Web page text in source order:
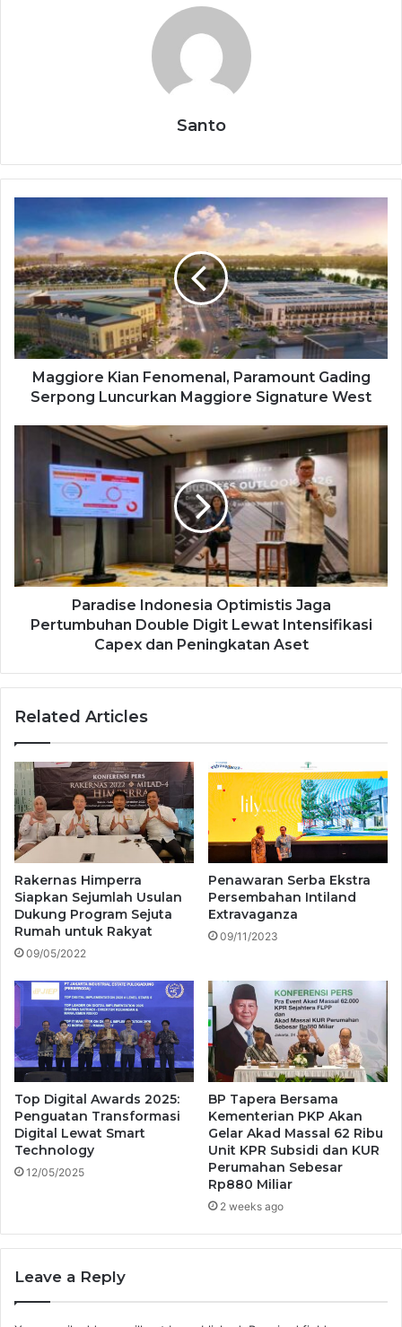
Santo
Maggiore Kian Fenomenal, Paramount Gading
Serpong Luncurkan Maggiore Signature West
Paradise Indonesia Optimistis Jaga
Pertumbuhan Double Digit Lewat Intensifikasi
Capex dan Peningkatan Aset
Related Articles
Rakernas Himperra
Siapkan Sejumlah Usulan
Dukung Program Sejuta
Rumah untuk Rakyat
09/05/2022
Penawaran Serba Ekstra
Persembahan Intiland
Extravaganza
09/11/2023
Top Digital Awards 2025:
Penguatan Transformasi
Digital Lewat Smart
Technology
12/05/2025
BP Tapera Bersama
Kementerian PKP Akan
Gelar Akad Massal 62 Ribu
Unit KPR Subsidi dan KUR
Perumahan Sebesar
Rp880 Miliar
2 weeks ago
Leave a Reply